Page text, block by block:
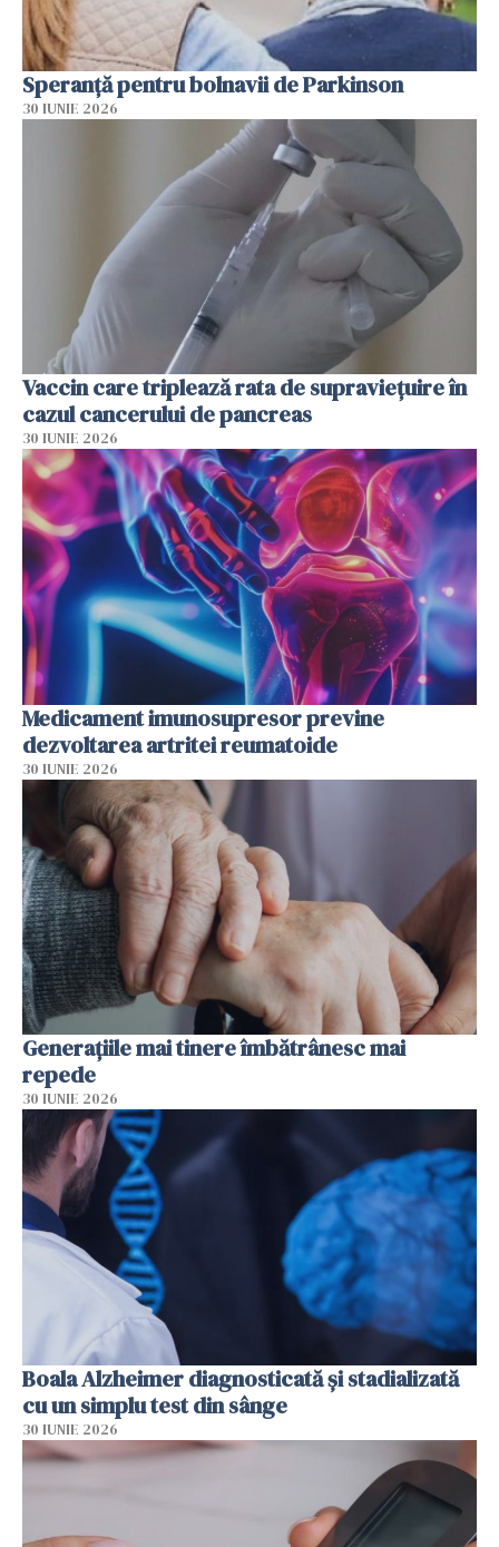
Speranță pentru bolnavii de Parkinson
30 IUNIE 2026
Vaccin care triplează rata de supraviețuire în
cazul cancerului de pancreas
30 IUNIE 2026
Medicament imunosupresor previne
dezvoltarea artritei reumatoide
30 IUNIE 2026
Generațiile mai tinere îmbătrânesc mai
repede
30 IUNIE 2026
Boala Alzheimer diagnosticată și stadializată
cu un simplu test din sânge
30 IUNIE 2026